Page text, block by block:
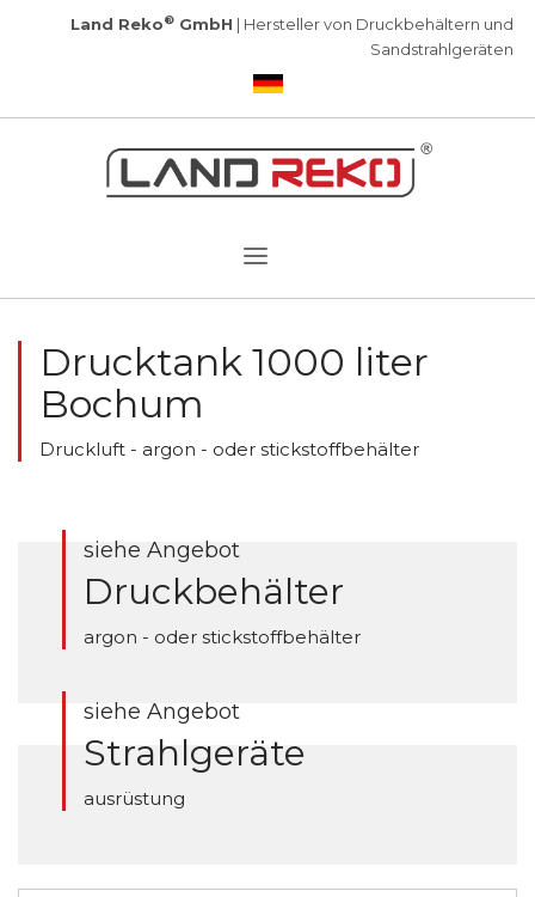
Land Reko® GmbH | Hersteller von Druckbehältern und
Sandstrahlgeräten
Drucktank 1000 liter
Bochum
Druckluft - argon - oder stickstoffbehälter
siehe Angebot
Druckbehälter
argon - oder stickstoffbehälter
siehe Angebot
Strahlgeräte
ausrüstung